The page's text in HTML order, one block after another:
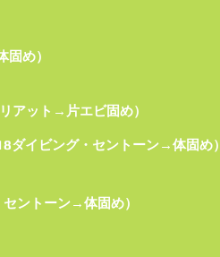
め）
アット→片エビ固め）
イビング・セントーン→体固め）
ントーン→体固め）